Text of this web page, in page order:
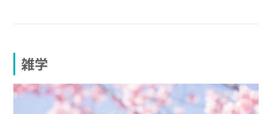
雑学